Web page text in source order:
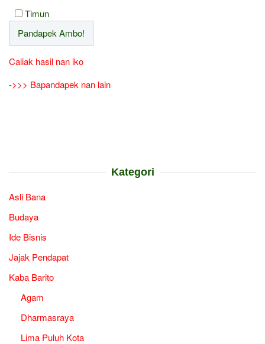
Timun
Caliak hasil nan iko
->>> Bapandapek nan lain
Kategori
Asli Bana
Budaya
Ide Bisnis
Jajak Pendapat
Kaba Barito
Agam
Dharmasraya
Lima Puluh Kota